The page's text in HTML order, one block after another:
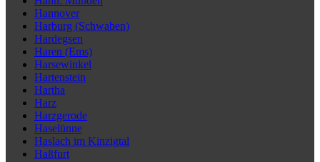
Hannover
Harburg (Schwaben)
Hardegsen
Haren (Ems)
Harsewinkel
Hartenstein
Hartha
Harz
Harzgerode
Haselünne
Haslach im Kinzigtal
Haßfurt